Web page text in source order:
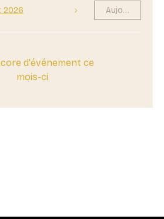
2026 Aujourd'hui
d'événement ce
mois-ci